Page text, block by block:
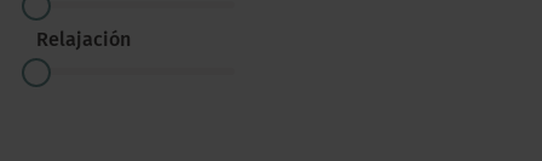
Relajación